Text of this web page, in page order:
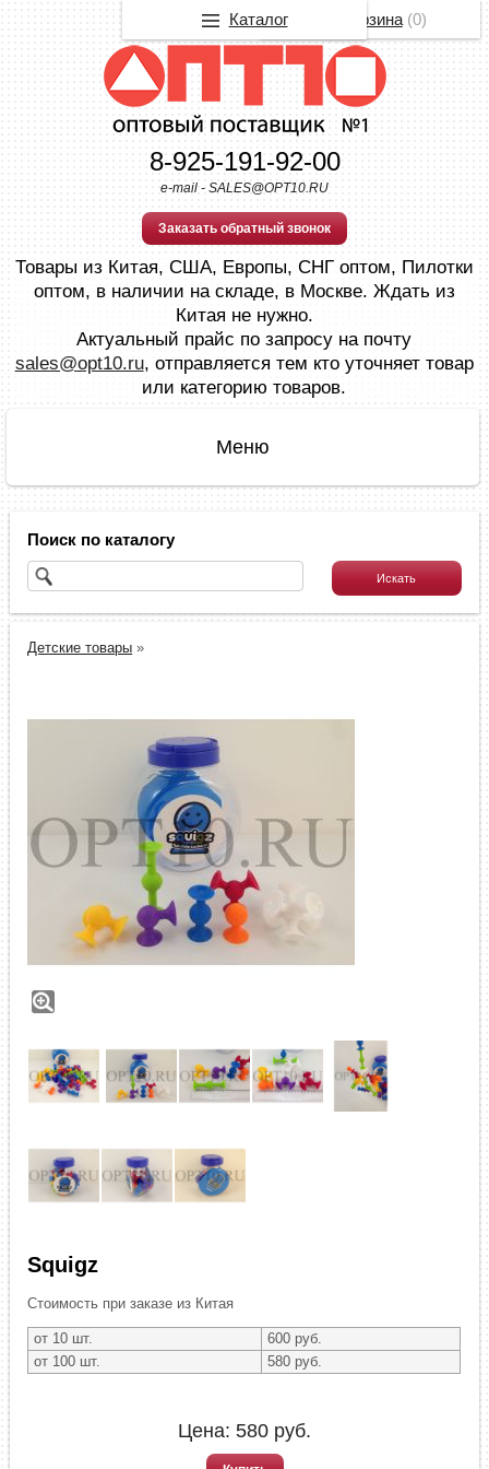
8-925-191-92-00
e-mail - SALES@OPT10.RU
Заказать обратный звонок
Товары из Китая, США, Европы, СНГ оптом, Пилотки
оптом, в наличии на складе, в Москве. Ждать из
Китая не нужно.
Актуальный прайс по запросу на почту
sales@opt10.ru, отправляется тем кто уточняет товар
или категорию товаров.
Поиск по каталогу
Детские товары »
Squigz
Стоимость при заказе из Китая
от 10 шт.
600 руб.
от 100 шт.
580 руб.
Цена: 580 руб.
Корзина(0)
Каталог